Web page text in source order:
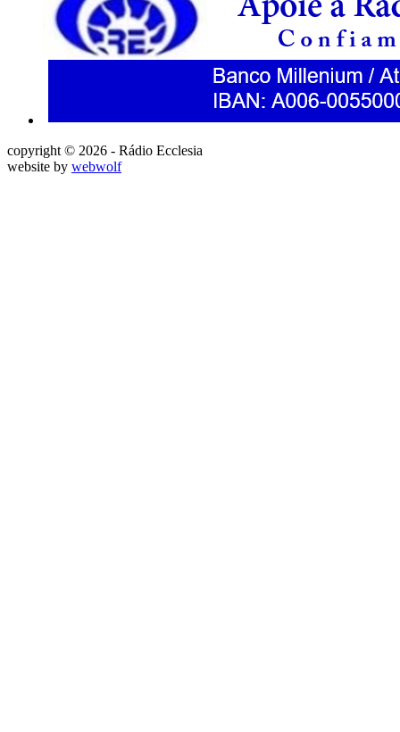
copyright © 2026 - Rádio Ecclesia
website by webwolf